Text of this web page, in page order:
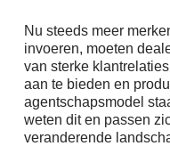
Nu steeds meer
invoeren, moeten
van sterke
aan te bieden en
agentschapsmodel
weten dit en passen
veranderende